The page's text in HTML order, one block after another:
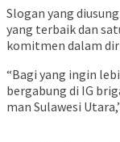
Slogan yang
yang terbaik dan
komitmen dalam
“Bagi yang ingin
bergabung di IG
man Sulawesi